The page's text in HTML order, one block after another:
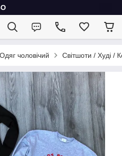
Одяг чоловічий Світшоти / Худі /